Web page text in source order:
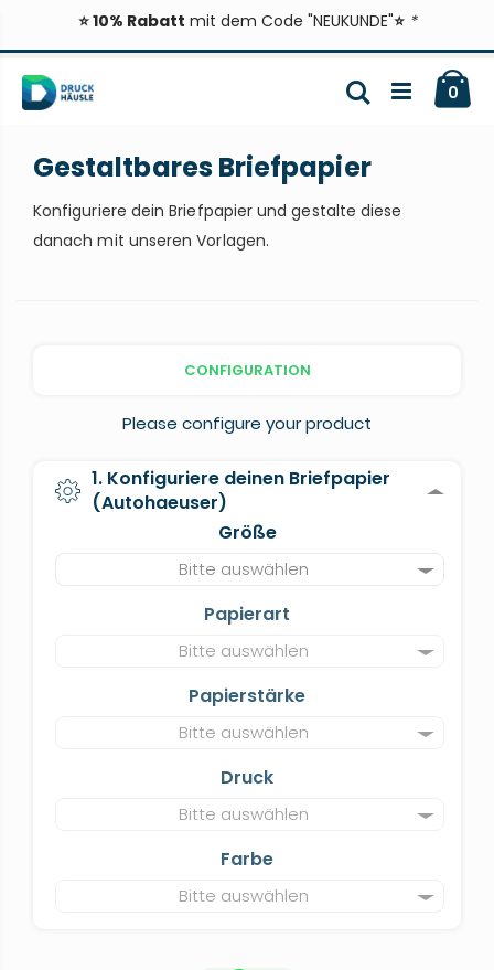
⭐ 10% Rabatt mit dem Code "NEUKUNDE"⭐ *
Inhalt
springen
0
Suche
Gestaltbares Briefpapier
Konfiguriere dein Briefpapier und gestalte diese
danach mit unseren Vorlagen.
CONFIGURATION
Please configure your product
1. Konfiguriere deinen Briefpapier
(Autohaeuser)
Größe
Bitte auswählen
Papierart
Bitte auswählen
Papierstärke
Bitte auswählen
Druck
Bitte auswählen
Farbe
Bitte auswählen